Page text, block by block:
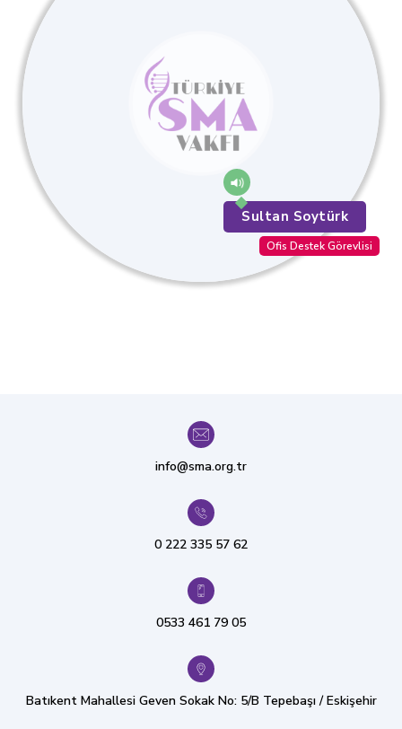
Sultan Soytürk
Ofis Destek Görevlisi
info@sma.org.tr
0 222 335 57 62
0533 461 79 05
Batıkent Mahallesi Geven Sokak No: 5/B Tepebaşı / Eskişehir